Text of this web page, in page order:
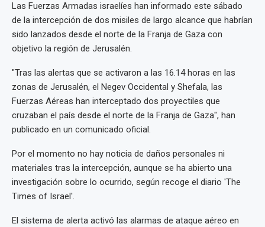
Las Fuerzas Armadas israelíes han informado este sábado
de la intercepción de dos misiles de largo alcance que habrían
sido lanzados desde el norte de la Franja de Gaza con
objetivo la región de Jerusalén.
"Tras las alertas que se activaron a las 16.14 horas en las
zonas de Jerusalén, el Negev Occidental y Shefala, las
Fuerzas Aéreas han interceptado dos proyectiles que
cruzaban el país desde el norte de la Franja de Gaza", han
publicado en un comunicado oficial.
Por el momento no hay noticia de daños personales ni
materiales tras la intercepción, aunque se ha abierto una
investigación sobre lo ocurrido, según recoge el diario 'The
Times of Israel'.
El sistema de alerta activó las alarmas de ataque aéreo en